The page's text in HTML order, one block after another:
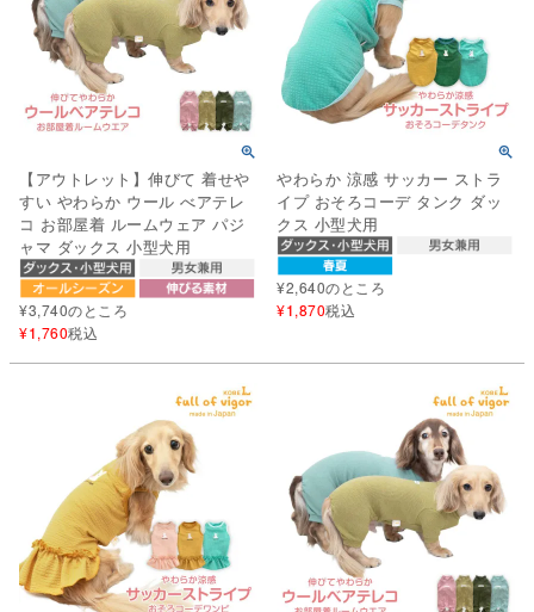
【アウトレット】伸びて 着せや
すい やわらか ウール べアテレ
コ お部屋着 ルームウェア パジ
ャマ ダックス 小型犬用
¥3,740のところ
¥1,760税込
やわらか 涼感 サッカー ストラ
イプ おそろコーデ タンク ダッ
クス 小型犬用
¥2,640のところ
¥1,870税込